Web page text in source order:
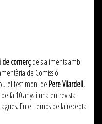
de comerçdels aliments amb
de Comissió
el testimoni de Pere Vilardell,
fa 10 anys i una entrevista
En el temps de la recepta